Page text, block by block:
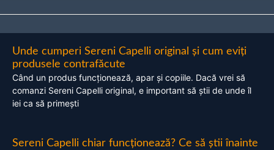
Unde cumperi Sereni Capelli original și cum eviți
produsele contrafăcute
Când un produs funcționează, apar și copiile. Dacă vrei să
comanzi Sereni Capelli original, e important să știi de unde îl
iei ca să primești
Sereni Capelli chiar funcționează? Ce să știi înainte